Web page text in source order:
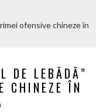
ofensive chineze în
DE LEBĂDĂ”
CHINEZE ÎN